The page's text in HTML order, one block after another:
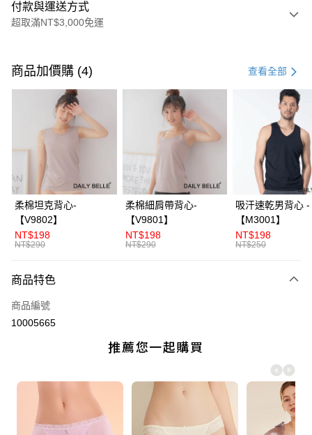
付款與運送方式
超取滿NT$3,000免運
信用卡一次付款
信用卡分期付款
3 期 0 利率 每期 21家銀行
合作金庫商業銀行
第一商業銀行
華南商業銀行
上海商業儲蓄銀行
台北富邦商業銀行
國泰世華商業銀行
兆豐國際商業銀行
臺灣中小企業銀行
台中商業銀行
匯豐（台灣）商業銀行
華泰商業銀行
聯邦商業銀行
元大商業銀行
台灣樂天信用卡公司
超商取貨付款
LINE Pay
Apple Pay
街口支付
ATM付款
運送方式
全家付款取貨
每筆NT$70，滿NT$3,000(含以上)免運費
7-11付款取貨
每筆NT$70，滿NT$3,000(含以上)免運費
商品加價購 (4) 查看全部
柔棉坦克背心-
【V9802】
NT$198
NT$290
柔棉細肩帶背心-
【V9801】
NT$198
NT$290
吸汗速乾男背心 -
【M3001】
NT$198
NT$250
商品特色
商品編號
10005665